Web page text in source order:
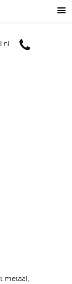
metaal,